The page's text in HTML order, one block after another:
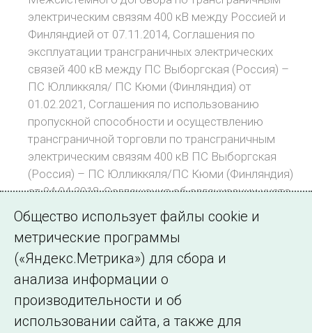
электрическим связям 400 кВ между Россией и
Финляндией от 07.11.2014, Соглашения по
эксплуатации трансграничных электрических
связей 400 кВ между ПС Выборгская (Россия) –
ПС Юлликкяля/ ПС Кюми (Финляндия) от
01.02.2021, Соглашения по использованию
пропускной способности и осуществлению
трансграничной торговли по трансграничным
электрическим связям 400 кВ ПС Выборгская
(Россия) – ПС Юлликкяля/ПС Кюми (Финляндия)
от 04.04.2018, Соглашения об организации учета
перетоков по трансграничным электрическим
связям 400 кВ ПС Выборгская (Россия) – ПС
Юлликкяля/ ПС Кюми (Финляндия) от 04.07.2014 и
Соглашения об организации информационного
обмена между АО «СО ЕЭС» и Fingrid Oyj от
22.11.2013
Общество использует файлы cookie и
метрические программы
(«Яндекс.Метрика») для сбора и
анализа информации о
производительности и об
использовании сайта, а также для